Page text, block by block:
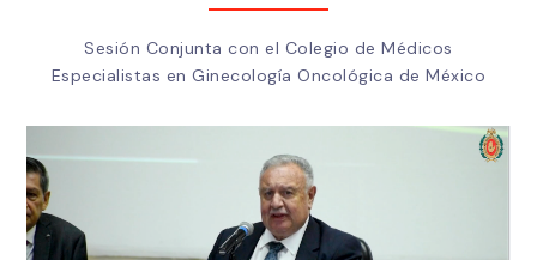
Sesión Conjunta con el Colegio de Médicos
Especialistas en Ginecología Oncológica de México